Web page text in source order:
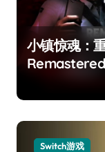
小镇惊魂：
Switch游戏